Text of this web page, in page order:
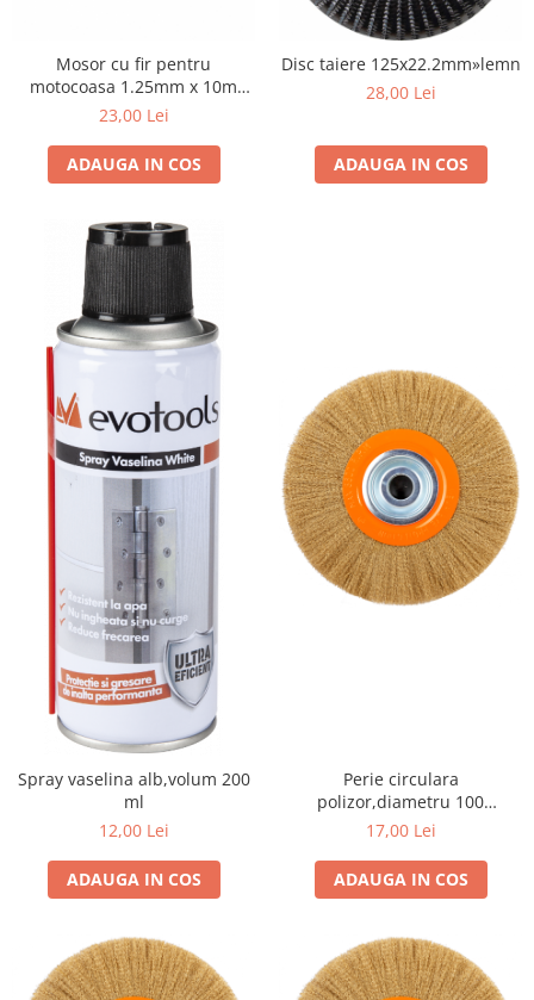
Mosor cu fir pentru
motocoasa 1.25mm x 10m
M10 Easy Load NRV
23,00 Lei
ADAUGA IN COS
Disc taiere 125x22.2mm»lemn
28,00 Lei
ADAUGA IN COS
Spray vaselina alb,volum 200
ml
12,00 Lei
ADAUGA IN COS
Perie circulara
polizor,diametru 100
mm,diametru interior 19.5
17,00 Lei
ADAUGA IN COS